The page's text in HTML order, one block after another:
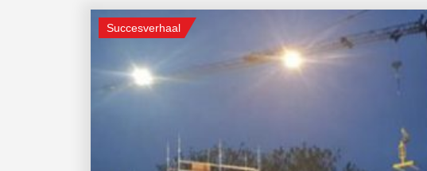
Succesverhaal